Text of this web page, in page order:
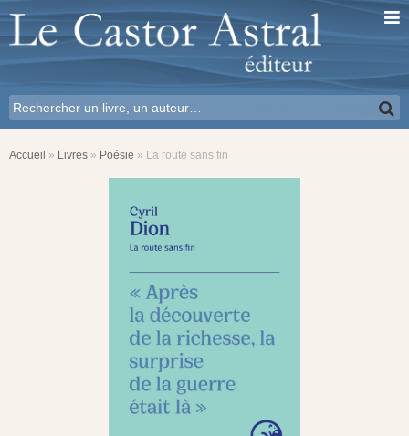
Accueil » Livres » Poésie » La route sans fin